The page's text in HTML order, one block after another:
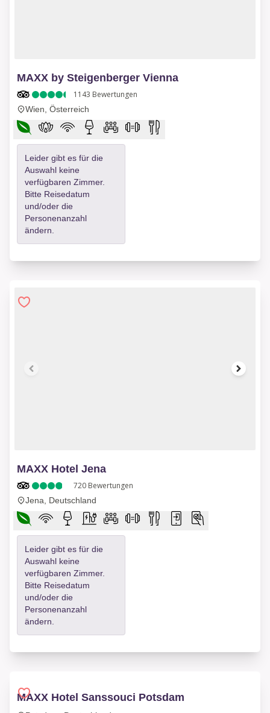
MAXX by Steigenberger Vienna
1143 Bewertungen
Wien, Österreich
Leider gibt es für die
Auswahl keine
verfügbaren Zimmer.
Bitte Reisedatum
und/oder die
Personenanzahl
ändern.
MAXX Hotel Jena
720 Bewertungen
Jena, Deutschland
Leider gibt es für die
Auswahl keine
verfügbaren Zimmer.
Bitte Reisedatum
und/oder die
Personenanzahl
ändern.
MAXX Hotel Sanssouci Potsdam